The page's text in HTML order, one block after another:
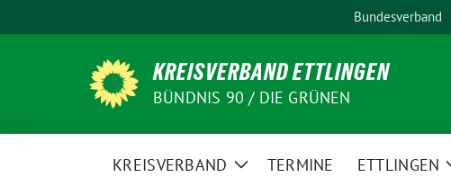
zum
Bundesverband
KREISVERBAND ETTLINGEN
BÜNDNIS 90 / DIE GRÜNEN
KREISVERBAND
ZeigeTERMINE ETTLINGEN